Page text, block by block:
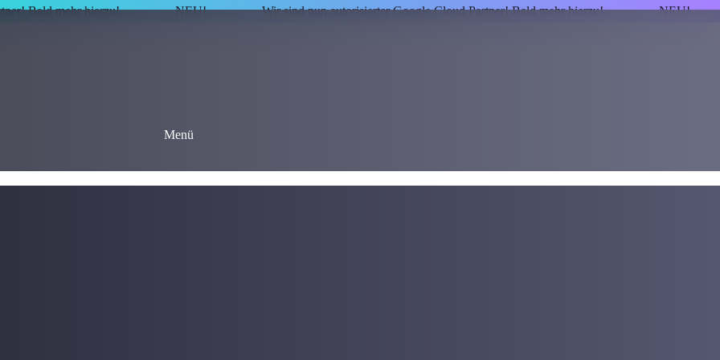
Bald mehr hierzu! NEU! Wir sind nun autorisierter Google Cloud Partner! Bald mehr hierzu! NEU!
Menü